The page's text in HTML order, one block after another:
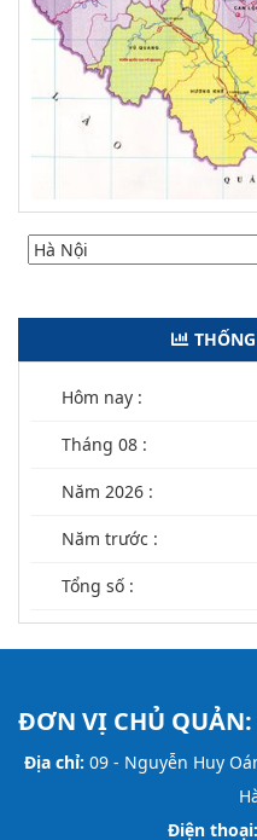
Hôm nay :
Tháng 08 :
Năm 2026 :
Năm trước :
Tổng số :
ĐƠN VỊ CHỦ QUẢN:
Địa chỉ: 09 - Nguyễn Huy
Điện thoại: